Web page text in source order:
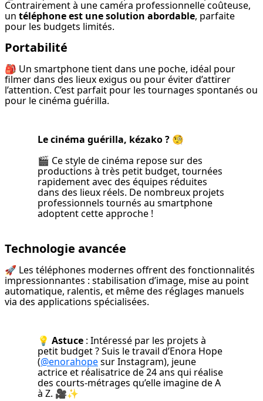
Contrairement à une caméra professionnelle coûteuse,
un téléphone est une solution abordable, parfaite
pour les budgets limités.
Portabilité
🎒 Un smartphone tient dans une poche, idéal pour
filmer dans des lieux exigus ou pour éviter d’attirer
l’attention. C’est parfait pour les tournages spontanés ou
pour le cinéma guérilla.
Le cinéma guérilla, kézako ? 🧐
🎬 Ce style de cinéma repose sur des
productions à très petit budget, tournées
rapidement avec des équipes réduites
dans des lieux réels. De nombreux projets
professionnels tournés au smartphone
adoptent cette approche !
Technologie avancée
🚀 Les téléphones modernes offrent des fonctionnalités
impressionnantes : stabilisation d’image, mise au point
automatique, ralentis, et même des réglages manuels
via des applications spécialisées.
💡 Astuce : Intéressé par les projets à
petit budget ? Suis le travail d’Enora Hope
(@enorahope sur Instagram), jeune
actrice et réalisatrice de 24 ans qui réalise
des courts-métrages qu’elle imagine de A
à Z. 🎥✨